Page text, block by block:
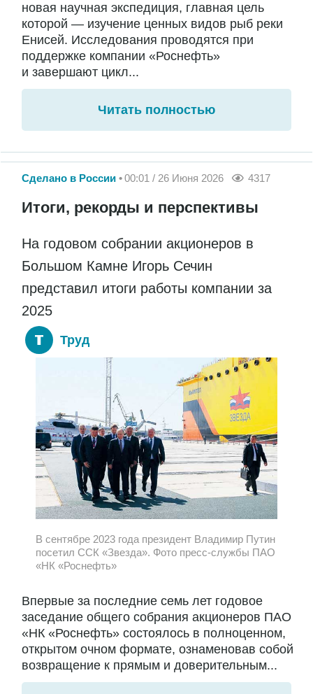
новая научная экспедиция, главная цель
которой — изучение ценных видов рыб реки
Енисей. Исследования проводятся при
поддержке компании «Роснефть»
и завершают цикл...
Читать полностью
Сделано в России 00:01 / 26 Июня 2026 4317
Итоги, рекорды и перспективы
На годовом собрании акционеров в
Большом Камне Игорь Сечин
представил итоги работы компании за
2025
Труд
В сентябре 2023 года президент Владимир Путин
посетил ССК «Звезда». Фото пресс-службы ПАО
«НК «Роснефть»
Впервые за последние семь лет годовое
заседание общего собрания акционеров ПАО
«НК «Роснефть» состоялось в полноценном,
открытом очном формате, ознаменовав собой
возвращение к прямым и доверительным...